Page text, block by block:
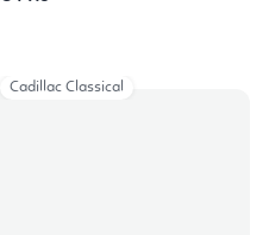
Cadillac Classical